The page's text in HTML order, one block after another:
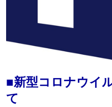
■新型コロナウイ
て